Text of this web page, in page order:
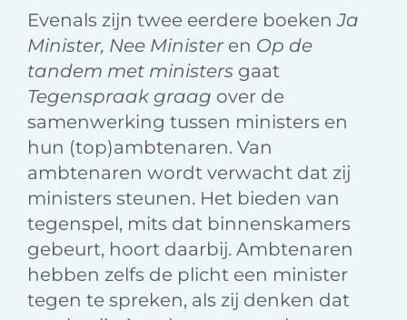
Evenals zijn twee eerdere boekenJa
Minister, Nee Ministeren Op de
tandem met ministers gaat
Tegenspraak graag over de
samenwerking tussen ministers en
hun (top)ambtenaren. Van
ambtenaren wordt verwacht dat zij
ministers steunen. Het bieden van
tegenspel, mits dat binnenskamers
gebeurt, hoort daarbij. Ambtenaren
hebben zelfs de plicht een minister
tegen te spreken, als zij denken dat